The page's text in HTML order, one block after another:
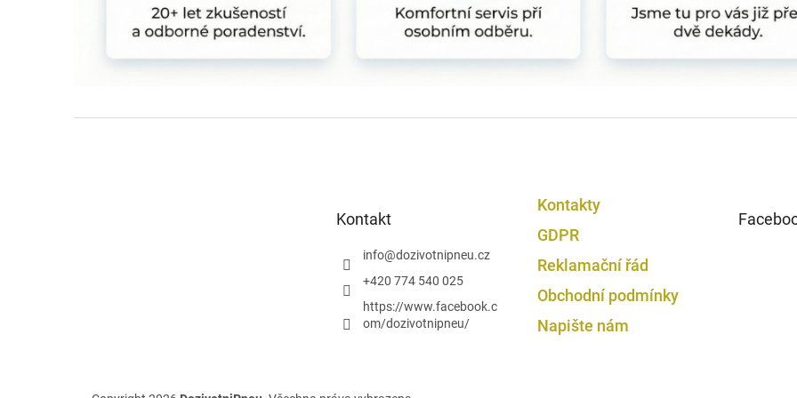
s
u
Kontakt
info@dozivotnipneu.cz
+420 774 540 025
https://www.facebook.c
om/dozivotnipneu/
Kontakty
GDPR
Reklamační řád
Obchodní podmínky
Napište nám